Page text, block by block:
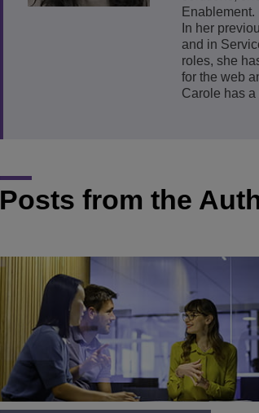
Transportation Solutions
Pequeñas y medias
Gestión de red y seguridad
Ubicación de las oficinas
Enablement.
In her
and in
roles, she
for the web
Carole has a
Posts from the